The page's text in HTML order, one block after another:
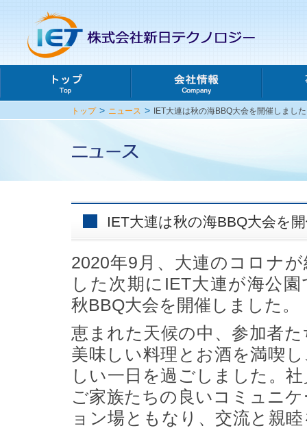
トップ > ニュース > IET大連は秋の海BBQ大会を開催しました
IET大連は秋の海BBQ大会を
2020年9月、大連のコロナが
した次期にIET大連が海公園
秋BBQ大会を開催しました。
恵まれた天候の中、参加者た
美味しい料理とお酒を満喫し
しい一日を過ごしました。
ご家族たちの良いコミュニ
ョン場ともなり、交流と親